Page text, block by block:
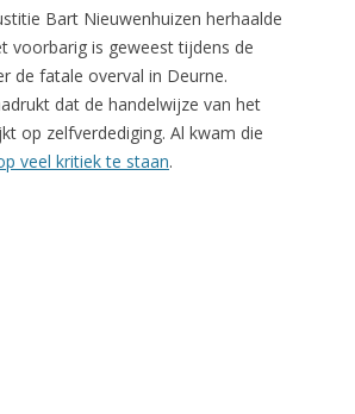
Bart Nieuwenhuizen herhaalde
voorbarig is geweest tijdens de
de fatale overval in Deurne.
dat de handelwijze van het
op zelfverdediging. Al kwam die
veel kritiek te staan.